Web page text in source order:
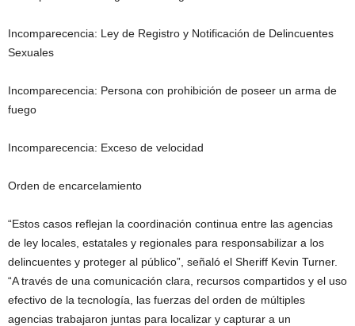
Incomparecencia: Ley de Registro y Notificación de Delincuentes
Sexuales
Incomparecencia: Persona con prohibición de poseer un arma de
fuego
Incomparecencia: Exceso de velocidad
Orden de encarcelamiento
“Estos casos reflejan la coordinación continua entre las agencias
de ley locales, estatales y regionales para responsabilizar a los
delincuentes y proteger al público”, señaló el Sheriff Kevin Turner.
“A través de una comunicación clara, recursos compartidos y el uso
efectivo de la tecnología, las fuerzas del orden de múltiples
agencias trabajaron juntas para localizar y capturar a un